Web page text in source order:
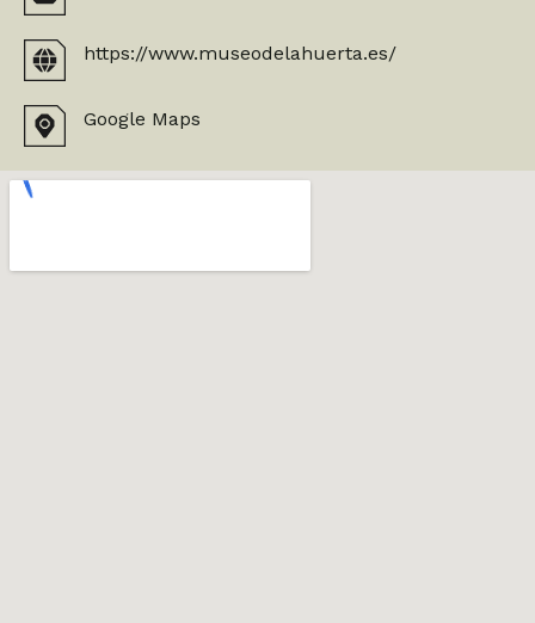
https://www.museodelahuerta.es/
Google Maps